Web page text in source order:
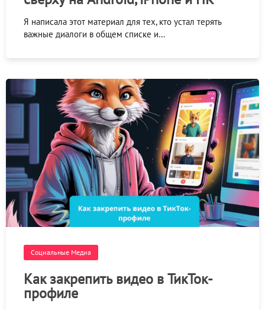
Я написала этот материал для тех, кто устал терять
важные диалоги в общем списке и…
Социальные Медиа
Как закрепить видео в ТикТок-
профиле